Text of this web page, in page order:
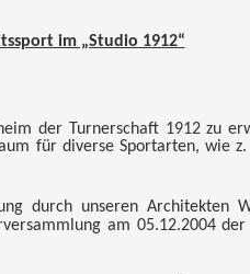
im „Studio 1912“
der Turnerschaft 1912 zu
für diverse Sportarten, wie
durch unseren Architekten
am 05.12.2004 der